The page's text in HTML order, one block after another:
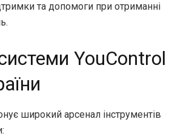
та допомоги при отриманні
YouControl
широкий арсенал інструментів